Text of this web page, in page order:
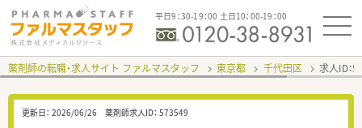
平日9：30-19：00 土日10：00-19：00
薬剤師の転職・求人サイト ファルマスタッフ 東京都 千代田区 求人ID：
更新日： 2026/06/26 薬剤師求人ID： 573549